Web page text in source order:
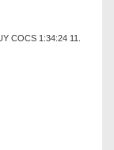
COCS 1:34:24 11.